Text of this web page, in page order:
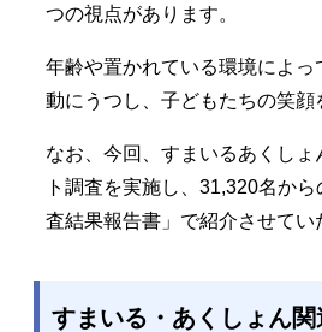
つの視点があります。
年齢や置かれている環境によ
動にうつし、子どもたちの笑顔
なお、今回、すまいるあくし
ト調査を実施し、31,320名か
査結果報告書」で紹介させてい
すまいる・あくしょん関